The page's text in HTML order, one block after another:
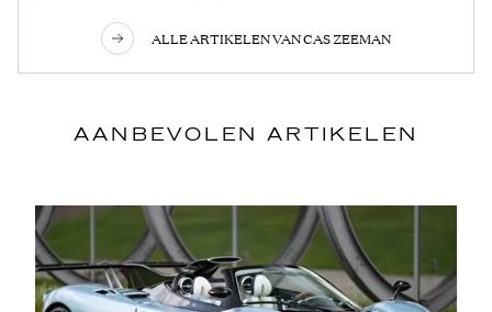
ALLE ARTIKELEN VAN CAS ZEEMAN
AANBEVOLEN ARTIKELEN